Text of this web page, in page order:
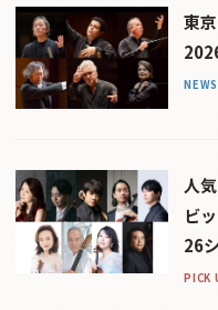
東
NEWS
人
ビ
26
PICK